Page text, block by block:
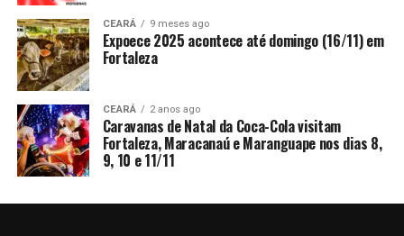
CEARÁ 9 meses ago
Expoece 2025 acontece até domingo (16/11) em
Fortaleza
CEARÁ 2 anos ago
Caravanas de Natal da Coca-Cola visitam
Fortaleza, Maracanaú e Maranguape nos dias 8,
9, 10 e 11/11